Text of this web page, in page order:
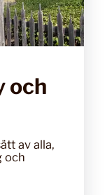
och
av alla,
och